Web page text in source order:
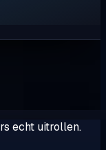
echt uitrollen.